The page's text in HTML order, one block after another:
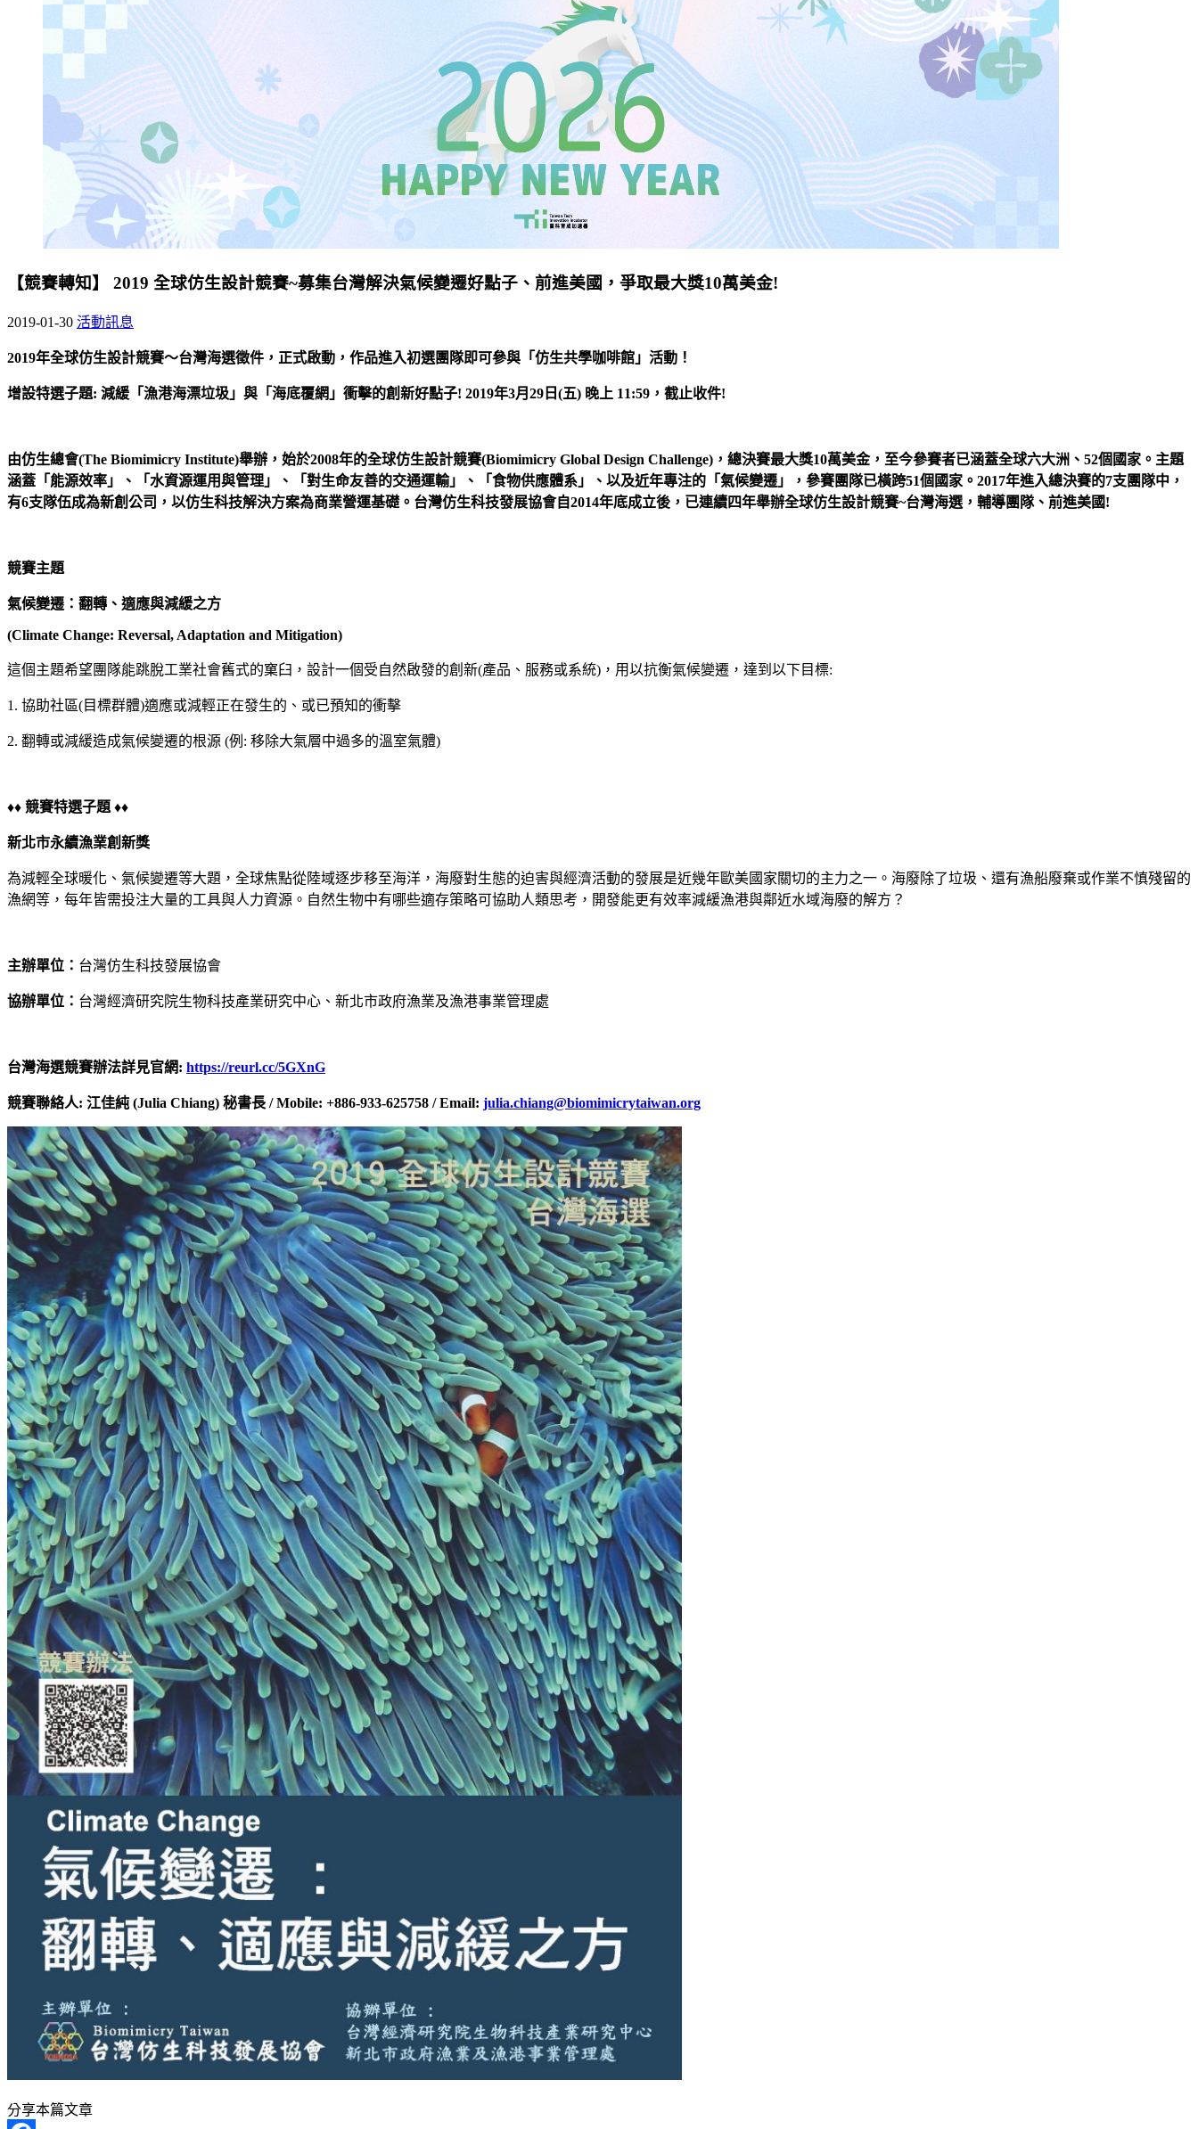
【競賽轉知】 2019 全球仿生設計競賽~募集台灣解決氣候變遷好點子、前進美國，爭取最大獎10萬美金!
2019-01-30 活動訊息
2019年全球仿生設計競賽〜台灣海選徵件，正式啟動，作品進入初選團隊即可參與「仿生共學咖啡館」活動！
增設特選子題: 減緩「漁港海漂垃圾」與「海底覆網」衝擊的創新好點子! 2019年3月 29 日 (五) 晚上 11:59 ，截止收件!
由仿生總會(The Biomimicry Institute)舉辦，始於2008年的全球仿生設計競賽(Biomimicry Global Design Challenge) ，總決賽最大獎10萬美金，至今參賽者已涵蓋全球六大洲、 52個國家。主題
涵蓋「能源效率」、「水資源運用與管理」、「對生命友善的交通運輸」、「食物供應體系」、以及近年專注的「氣候變遷」，參賽團隊已橫跨51個國家。 2017年進入總決賽的7支團隊中，
有6支隊伍成為新創公司，以仿生科技解決方案為商業營運基礎。台灣仿生科技發展協會自2014年底成立後，已連續四年舉辦全球仿生設計競賽~台灣海選，輔導團隊、前進美國!
競賽主題
氣候變遷：翻轉、適應與減緩之方
(Climate Change: Reversal, Adaptation and Mitigation)
這個主題希望團隊能跳脫工業社會舊式的窠臼，設計一個受自然啟發的創新(產品、服務或系統)，用以抗衡氣候變遷，達到以下目標:
1. 協助社區(目標群體)適應或減輕正在發生的、或已預知的衝擊
2. 翻轉或減緩造成氣候變遷的根源 (例: 移除大氣層中過多的溫室氣體)
♦♦ 競賽特選子題 ♦♦
新北市永續漁業創新獎
為減輕全球暖化、氣候變遷等大題，全球焦點從陸域逐步移至海洋，海廢對生態的迫害與經濟活動的發展是近幾年歐美國家關切的主力之一。海廢除了垃圾、還有漁船廢棄或作業不慎殘留的
漁網等，每年皆需投注大量的工具與人力資源。自然生物中有哪些適存策略可協助人類思考，開發能更有效率減緩漁港與鄰近水域海廢的解方？
主辦單位： 台灣仿生科技發展協會
協辦單位： 台灣經濟研究院生物科技產業研究中心、新北市政府漁業及漁港事業管理處
台灣海選競賽辦法詳見官網: https://reurl.cc/5GXnG
競賽聯絡人: 江佳純 (Julia Chiang) 秘書長 / Mobile: +886-933-625758 / Email: julia.chiang@biomimicrytaiwan.org
分享本篇文章